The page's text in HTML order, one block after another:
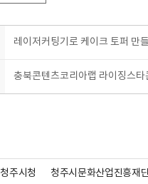
레이저커팅기로 케이크 토퍼 만
청주시청 청주시문화산업진흥재